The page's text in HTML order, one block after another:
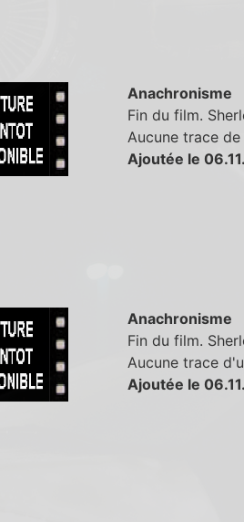
Anachronisme
Fin du film.
Aucune trace
Ajoutée le
Anachronisme
Fin du film.
Aucune trace
Ajoutée le